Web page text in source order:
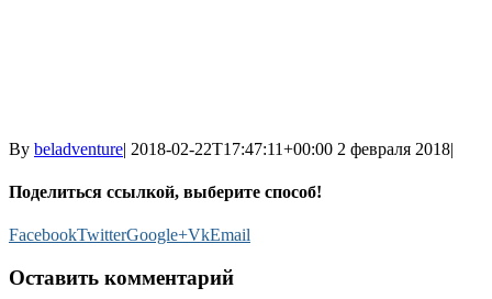
By beladventure| 2018-02-22T17:47:11+00:00 2 февраля 2018|
Поделиться ссылкой, выберите способ!
FacebookTwitterGoogle+VkEmail
Оставить комментарий